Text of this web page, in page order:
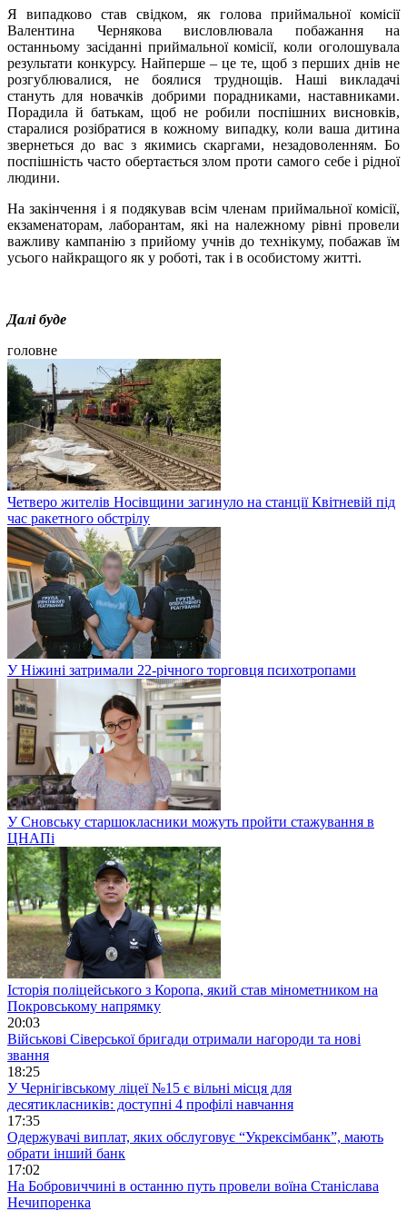
Я випадково став свідком, як голова приймальної комісії
Валентина Чернякова висловлювала побажання на
останньому засіданні приймальної комісії, коли оголошувала
результати конкурсу. Найперше – це те, щоб з перших днів не
розгублювалися, не боялися труднощів. Наші викладачі
стануть для новачків добрими порадниками, наставниками.
Порадила й батькам, щоб не робили поспішних висновків,
старалися розібратися в кожному випадку, коли ваша дитина
звернеться до вас з якимись скаргами, незадоволенням. Бо
поспішність часто обертається злом проти самого себе і рідної
людини.
На закінчення і я подякував всім членам приймальної комісії,
екзаменаторам, лаборантам, які на належному рівні провели
важливу кампанію з прийому учнів до технікуму, побажав їм
усього найкращого як у роботі, так і в особистому житті.
Далі буде
головне
Четверо жителів Носівщини загинуло на станції Квітневій під
час ракетного обстрілу
У Ніжині затримали 22-річного торговця психотропами
У Сновську старшокласники можуть пройти стажування в
ЦНАПі
Історія поліцейського з Коропа, який став мінометником на
Покровському напрямку
20:03
Військові Сіверської бригади отримали нагороди та нові
звання
18:25
У Чернігівському ліцеї №15 є вільні місця для
десятикласників: доступні 4 профілі навчання
17:35
Одержувачі виплат, яких обслуговує “Укрексімбанк”, мають
обрати інший банк
17:02
На Бобровиччині в останню путь провели воїна Станіслава
Нечипоренка